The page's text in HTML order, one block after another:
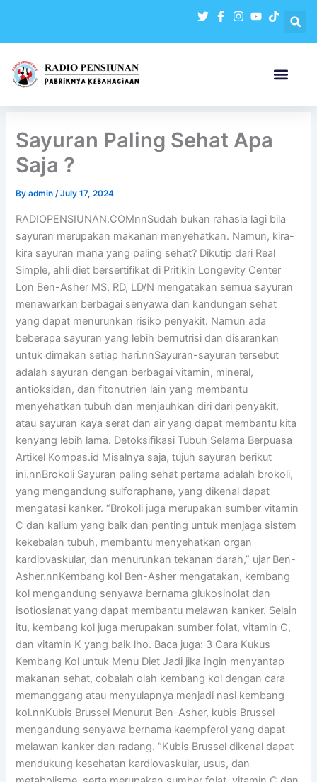
content
Sayuran Paling Sehat Apa
Saja ?
Byadmin/July 17, 2024
RADIOPENSIUNAN.COMnnSudah bukan rahasia lagi bila
sayuran merupakan makanan menyehatkan. Namun, kira-
kira sayuran mana yang paling sehat? Dikutip dari Real
Simple, ahli diet bersertifikat di Pritikin Longevity Center
Lon Ben-Asher MS, RD, LD/N mengatakan semua sayuran
menawarkan berbagai senyawa dan kandungan sehat
yang dapat menurunkan risiko penyakit. Namun ada
beberapa sayuran yang lebih bernutrisi dan disarankan
untuk dimakan setiap hari.nnSayuran-sayuran tersebut
adalah sayuran dengan berbagai vitamin, mineral,
antioksidan, dan fitonutrien lain yang membantu
menyehatkan tubuh dan menjauhkan diri dari penyakit,
atau sayuran kaya serat dan air yang dapat membantu kita
kenyang lebih lama. Detoksifikasi Tubuh Selama Berpuasa
Artikel Kompas.id Misalnya saja, tujuh sayuran berikut
ini.nnBrokoli Sayuran paling sehat pertama adalah brokoli,
yang mengandung sulforaphane, yang dikenal dapat
mengatasi kanker. “Brokoli juga merupakan sumber vitamin
C dan kalium yang baik dan penting untuk menjaga sistem
kekebalan tubuh, membantu menyehatkan organ
kardiovaskular, dan menurunkan tekanan darah,” ujar Ben-
Asher.nnKembang kol Ben-Asher mengatakan, kembang
kol mengandung senyawa bernama glukosinolat dan
isotiosianat yang dapat membantu melawan kanker. Selain
itu, kembang kol juga merupakan sumber folat, vitamin C,
dan vitamin K yang baik lho. Baca juga: 3 Cara Kukus
Kembang Kol untuk Menu Diet Jadi jika ingin menyantap
makanan sehat, cobalah olah kembang kol dengan cara
memanggang atau menyulapnya menjadi nasi kembang
kol.nnKubis Brussel Menurut Ben-Asher, kubis Brussel
mengandung senyawa bernama kaempferol yang dapat
melawan kanker dan radang. “Kubis Brussel dikenal dapat
mendukung kesehatan kardiovaskular, usus, dan